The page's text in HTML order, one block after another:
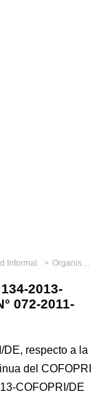
Informal Organismos Ejecutores
2013-
072-2011-
DE, respecto a la
del COFOPRI
COFOPRI/DE